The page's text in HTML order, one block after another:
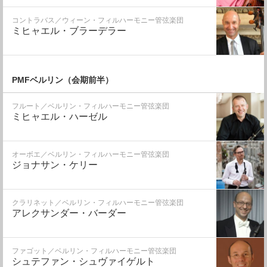
コントラバス／ウィーン・フィルハーモニー管弦楽団
ミヒャエル・ブラーデラー
PMFベルリン（会期前半）
フルート／ベルリン・フィルハーモニー管弦楽団
ミヒャエル・ハーゼル
オーボエ／ベルリン・フィルハーモニー管弦楽団
ジョナサン・ケリー
クラリネット／ベルリン・フィルハーモニー管弦楽団
アレクサンダー・バーダー
ファゴット／ベルリン・フィルハーモニー管弦楽団
シュテファン・シュヴァイゲルト